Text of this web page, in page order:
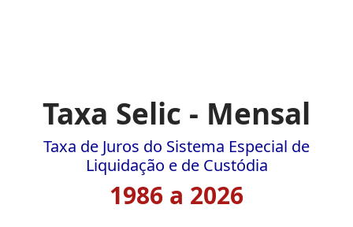
Taxa Selic - Mensal
Taxa de Juros do Sistema Especial de
Liquidação e de Custódia
1986 a 2026